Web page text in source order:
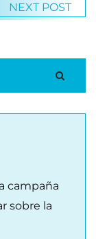
NEXT POST
campaña
sobre la